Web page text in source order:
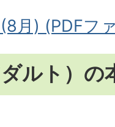
月) (PDFフ
ルト）の